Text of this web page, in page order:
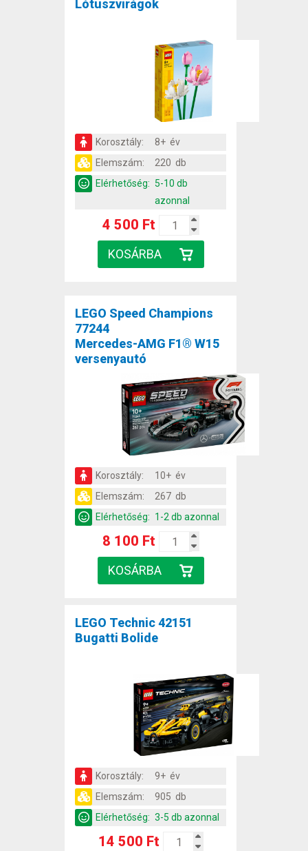
Lótuszvirágok
Korosztály:
8+ év
Elemszám:
220 db
Elérhetőség: 5-10 db
azonnal
4 500 Ft
LEGO Speed Champions
77244
Mercedes-AMG F1® W15
versenyautó
Korosztály:
10+ év
Elemszám:
267 db
Elérhetőség: 1-2 db azonnal
8 100 Ft
LEGO Technic 42151
Bugatti Bolide
Korosztály:
9+ év
Elemszám:
905 db
Elérhetőség: 3-5 db azonnal
14 500 Ft